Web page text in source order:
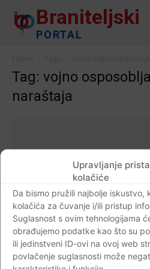
Upravljanje
kolačiće
Da bismo pružili najbolje iskustvo,
kolačića za čuvanje i/ili pristup
Suglasnost s ovim tehnologijama
obrađujemo podatke kao što su
ili jedinstveni ID-ovi na ovoj web
povlačenje suglasnosti može
Braniteljski
PORTAL
Tag: vojno
naraštaja
AKTUALNO